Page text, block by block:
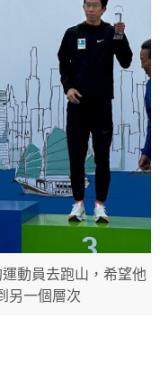
動員去跑山，希望他
另一個層次